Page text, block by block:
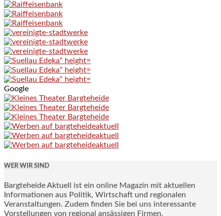
Google
WER WIR SIND
Bargteheide Aktuell ist ein online Magazin mit aktuellen
Informationen aus Politik, Wirtschaft und regionalen
Veranstaltungen. Zudem finden Sie bei uns interessante
Vorstellungen von regional ansässigen Firmen.